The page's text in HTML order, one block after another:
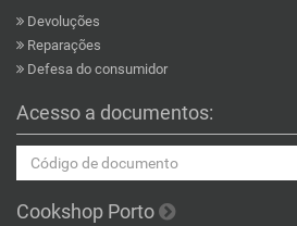
Devoluções
Reparações
Defesa do consumidor
Acesso a documentos:
Cookshop Porto